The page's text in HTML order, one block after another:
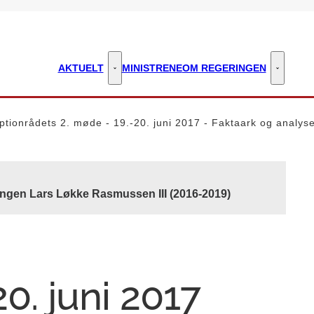
AKTUELT Aktuelt - Flere links
MINISTRENEOM REGERINGEN Om
2. møde - 19.-20. juni 2017 - Faktaark og analyse
Lars Løkke Rasmussen III (2016-2019)
juni 2017